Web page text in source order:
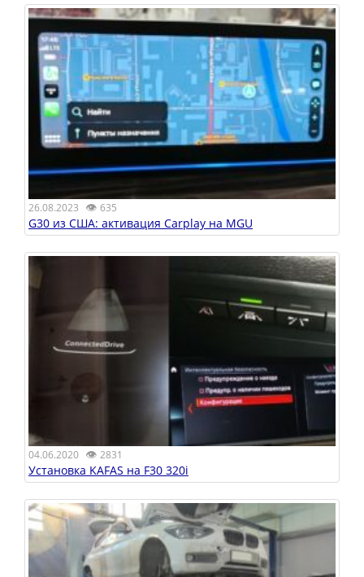
26.08.2023 👁 635
G30 из США: активация Carplay на MGU
04.06.2020 👁 2831
Установка KAFAS на F30 320i